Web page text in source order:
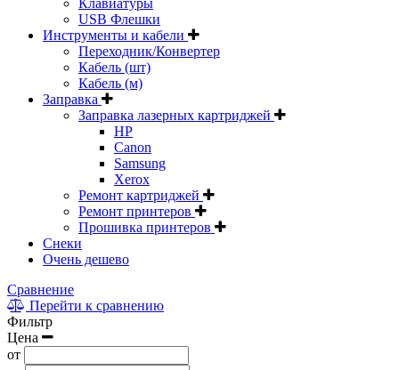
USB Флешки
Инструменты и кабели
Переходник/Конвертер
Кабель (шт)
Кабель (м)
Заправка
Заправка лазерных картриджей
HP
Canon
Samsung
Xerox
Ремонт картриджей
Ремонт принтеров
Прошивка принтеров
Снеки
Очень дешево
Сравнение
Перейти к сравнению
Фильтр
Цена
от